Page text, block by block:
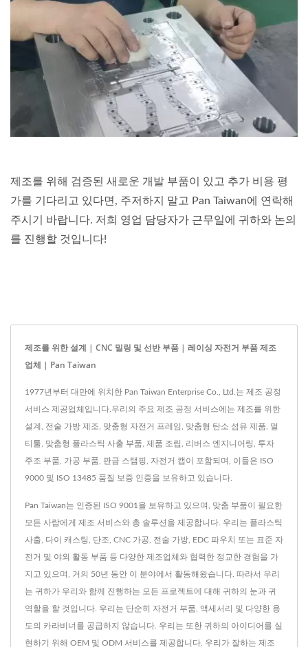
제조를 위해 검증된 새로운 개발 부품이 있고 추가 비용 평
가를 기다리고 있다면, 주저하지 말고 Pan Taiwan에 연락해
주시기 바랍니다. 저희 영업 담당자가 근무일에 귀하와 논의
를 진행할 것입니다!
제조를 위한 설계 | CNC 밀링 및 선반 부품 | 레이싱 자전거 부품 제조
업체 | Pan Taiwan
1977년부터 대만에 위치한 Pan Taiwan Enterprise Co., Ltd.는 제조 공정
서비스 제공업체입니다.우리의 주요 제조 공정 서비스에는 제조를 위한
설계, 전술 가방 제조, 맞춤형 자전거 프레임, 맞춤형 탄소 섬유 제품, 멀
티툴, 맞춤형 플라스틱 사출 부품, 제품 조립, 리버스 엔지니어링, 투자
주조 부품, 가공 부품, 판금 스탬핑, 자전거 캡이 포함되며, 이들은 ISO
9000 및 ISO 13485 품질 보증 인증을 보유하고 있습니다.
Pan Taiwan는 인증된 ISO 9001을 보유하고 있으며, 맞춤 부품이 필요한
모든 사람에게 제조 서비스와 총 솔루션을 제공합니다. 우리는 플라스틱
사출, 다이 캐스팅, 단조, CNC 가공, 전술 가방, EDC 파우치 또는 표준 자
전거 및 야외 활동 부품 등 다양한 제조업체와 협력한 정교한 경험을 가
지고 있으며, 거의 50년 동안 이 분야에서 활동해왔습니다. 따라서 우리
는 귀하가 우리와 함께 진행하는 모든 프로젝트에 대해 귀하의 눈과 귀
역할을 할 것입니다. 우리는 단순히 자전거 부품, 액세서리 및 다양한 용
도의 카라비너를 공급하지 않습니다. 우리는 또한 귀하의 아이디어를 실
현하기 위해 OEM 및 ODM 서비스를 제공합니다. 우리가 잘하는 제조